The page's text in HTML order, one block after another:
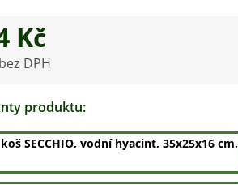
Kč
DPH
produktu:
SECCHIO, vodní hyacint, 35x25x16 cm,